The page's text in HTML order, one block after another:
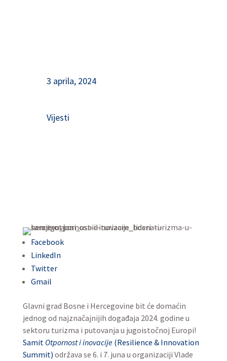
3 aprila, 2024
Vijesti
Facebook
LinkedIn
Twitter
Gmail
Glavni grad Bosne i Hercegovine bit će domaćin
jednog od najznačajnijih događaja 2024. godine u
sektoru turizma i putovanja u jugoistočnoj Europi!
Samit Otpornost i inovacije(Resilience & Innovation
Summit) održava se 6. i 7. juna u organizaciji Vlade